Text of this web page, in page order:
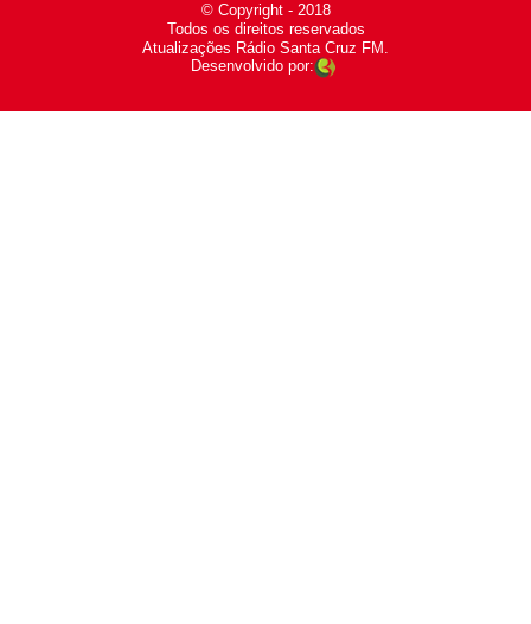
© Copyright - 2018
-
Todos os direitos reservados
-
Atualizações Rádio Santa Cruz FM.
Desenvolvido por: